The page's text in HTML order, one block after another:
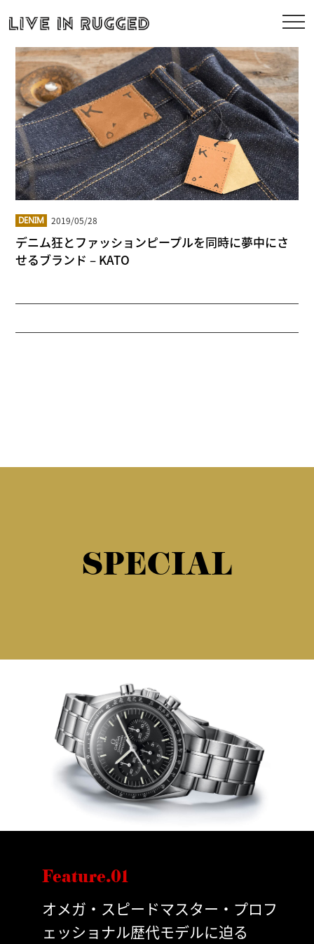
DENIM 2019/05/28
デニム狂とファッションピープルを同時に夢中にさ
せるブランド – KATO
SPECIAL
Feature.01
オメガ・スピードマスター・プロフ
ェッショナル歴代モデルに迫る